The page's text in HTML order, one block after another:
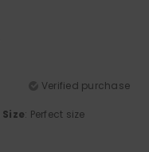
Verified purchase
Size: Perfect size